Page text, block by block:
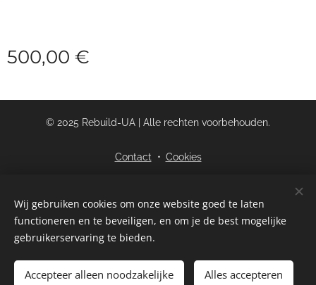
500,00 €
Toevoegen aan de winkelwagen
© 2025 Rebuild-UA | Alle rechten voorbehouden.
Contact Cookies
Nederlands
English
Wij gebruiken cookies om onze website goed te laten
functioneren en te beveiligen, en om je de best mogelijke
gebruikerservaring te bieden.
Accepteer alleen noodzakelijke Alles accepteren